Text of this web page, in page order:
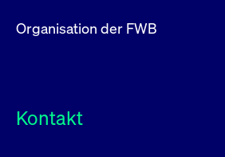
Organisation der FWB
Kontakt